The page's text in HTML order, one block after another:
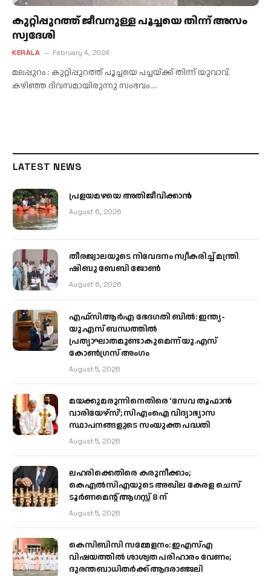
കുറ്റിപ്പുറത്ത് ജീവനുള്ള പൂച്ചയെ തിന്ന് അസം
സ്വദേശി
KERALA February 4, 2024
മലപ്പുറം : കുറ്റിപ്പുറത്ത് പൂച്ചയെ പച്ചയ്ക്ക് തിന്ന് യുവാവ്.
കഴിഞ്ഞ ദിവസമായിരുന്നു സംഭവം.…
LATEST NEWS
പ്രളയമഴയെ അതിജീവിക്കാന്‍
August 6, 2026
തീരജ്വാലയുടെ നിവേദനം സ്വീകരിച്ച് മന്ത്രി
ഷിബു ബേബി ജോൺ
August 6, 2026
എഫ്‌സിആർഎ ഭേദഗതി ബിൽ: ഇന്ത്യ-
യു.എസ് ബന്ധത്തിൽ
പ്രത്യാഘാതമുണ്ടാകുമെന്ന് യു.എസ്
കോൺഗ്രസ് അംഗം
August 5, 2026
മയക്കുമരുന്നിനെതിരെ ‘സേവ തൂഫാൻ
വാരിയേഴ്‌സ്’; സിഎംഐ വിദ്യാഭ്യാസ
സ്ഥാപനങ്ങളുടെ സംയുക്ത പദ്ധതി
August 5, 2026
ലഹരിക്കെതിരെ കരുനീക്കാം;
കെഎൽസിഎയുടെ അഖില കേരള ചെസ്
ടൂർണമെന്റ് ആഗസ്റ്റ് 8 ന്
August 5, 2026
കെസിബിസി സമ്മേളനം: ഇഎസ്എ
വിഷയത്തിൽ ശാശ്വത പരിഹാരം വേണം;
ദുരന്തബാധിതർക്ക് ആദരാഞ്ജലി